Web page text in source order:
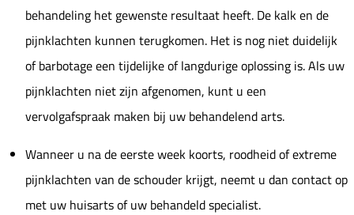
behandeling het gewenste resultaat heeft. De kalk en de
pijnklachten kunnen terugkomen. Het is nog niet duidelijk
of barbotage een tijdelijke of langdurige oplossing is. Als uw
pijnklachten niet zijn afgenomen, kunt u een
vervolgafspraak maken bij uw behandelend arts.
Wanneer u na de eerste week koorts, roodheid of extreme
pijnklachten van de schouder krijgt, neemt u dan contact op
met uw huisarts of uw behandeld specialist.